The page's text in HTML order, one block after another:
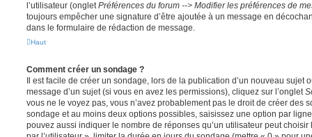
l’utilisateur (ongletPréférences du forum --> Modifier les préférences de
toujours empêcher une signature d’être ajoutée à un message en
dans le formulaire de rédaction de message.
Haut
Comment créer un sondage ?
Il est facile de créer un sondage, lors de la publication d’un nouveau sujet
message d’un sujet (si vous en avez les permissions), cliquez sur l’onglet
vous ne le voyez pas, vous n’avez probablement pas le droit de créer des
sondage et au moins deux options possibles, saisissez une option par
pouvez aussi indiquer le nombre de réponses qu’un utilisateur peut